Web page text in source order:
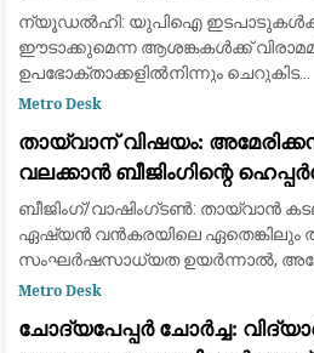
വ്യാപാരികൾക്കും
കേന്ദ്ര സർക്കാർ
ന്യൂഡൽഹി: യുപിഐ ഇടപാടുകൾക്ക്
ഈടാക്കുമെന്ന ആശങ്കകൾക്ക്
ഉപഭോക്താക്കളിൽനിന്നും ചെറുകിട
വ്യാപാരികളിൽനിന്നും ഇത്തരം
എന്നാൽ, വ്യാപാ
Metro Desk
തായ്‌വാന് വിഷയം:
വലക്കാൻ ബീജിംഗിന്റെ
കില്ലർ’ മിസൈലുകൾ
ബീജിംഗ്/വാഷിംഗ്ടൺ: തായ്‌വാൻ
ഏഷ്യൻ വൻകരയിലെ ഏതെങ്കിലും
സംഘർഷസാധ്യത ഉയർന്നാൽ,
നാവികസേനയെയും
വിനാശകാരിയായ ഹൈപ്പർസോണിക്
Metro Desk
ചോദ്യപേപ്പർ ചോർച്ച: